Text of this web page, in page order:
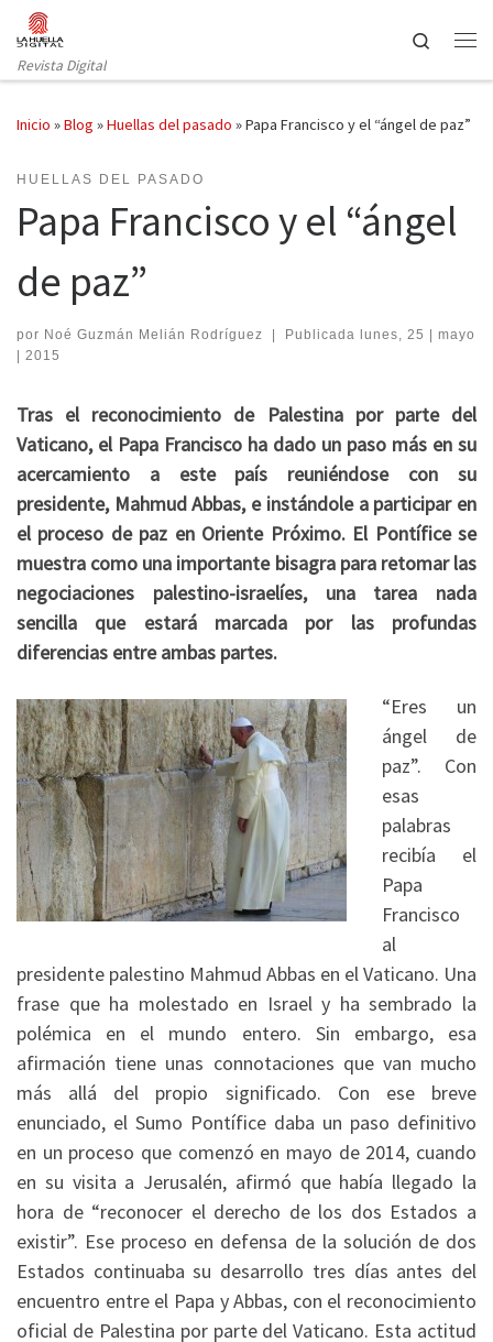
Saltar al contenido
Revista Digital
Search
Inicio »Blog »Huellas del pasado »Papa Francisco y el “ángel de paz”
HUELLAS DEL PASADO
Papa Francisco y el “ángel
de paz”
por Noé Guzmán Melián Rodríguez | Publicada lunes, 25 | mayo
| 2015
Tras el reconocimiento de Palestina por parte del
Vaticano, el Papa Francisco ha dado un paso más en su
acercamiento a este país reuniéndose con su
presidente, Mahmud Abbas, e instándole a participar en
el proceso de paz en Oriente Próximo. El Pontífice se
muestra como una importante bisagra para retomar las
negociaciones palestino-israelíes, una tarea nada
sencilla que estará marcada por las profundas
diferencias entre ambas partes.
“Eres un
ángel de
paz”. Con
esas
palabras
recibía el
Papa
Francisco
al
presidente palestino Mahmud Abbas en el Vaticano. Una
frase que ha molestado en Israel y ha sembrado la
polémica en el mundo entero. Sin embargo, esa
afirmación tiene unas connotaciones que van mucho
más allá del propio significado. Con ese breve
enunciado, el Sumo Pontífice daba un paso definitivo
en un proceso que comenzó en mayo de 2014, cuando
en su visita a Jerusalén, afirmó que había llegado la
hora de “reconocer el derecho de los dos Estados a
existir”. Ese proceso en defensa de la solución de dos
Estados continuaba su desarrollo tres días antes del
encuentro entre el Papa y Abbas, con el reconocimiento
oficial de Palestina por parte del Vaticano. Esta actitud